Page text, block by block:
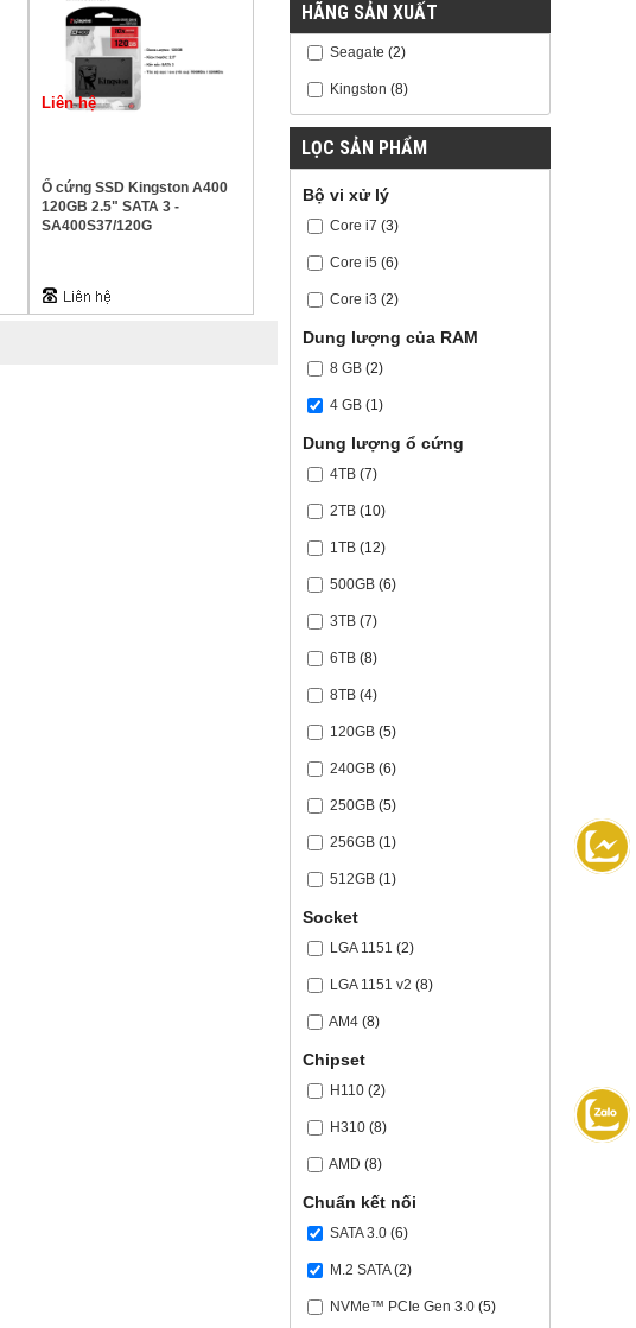
Liên hệ
Ổ cứng SSD Kingston A400
120GB 2.5" SATA 3 -
SA400S37/120G
HÃNG SẢN XUẤT
Seagate (2)
Kingston (8)
LỌC SẢN PHẨM
Bộ vi xử lý
Core i7 (3)
Core i5 (6)
Core i3 (2)
Dung lượng của RAM
8 GB (2)
4 GB (1)
Dung lượng ổ cứng
4TB (7)
2TB (10)
1TB (12)
500GB (6)
3TB (7)
6TB (8)
8TB (4)
120GB (5)
240GB (6)
250GB (5)
256GB (1)
512GB (1)
Socket
LGA 1151 (2)
LGA 1151 v2 (8)
AM4 (8)
Chipset
H110 (2)
H310 (8)
AMD (8)
Chuẩn kết nối
SATA 3.0 (6)
M.2 SATA (2)
NVMe™ PCIe Gen 3.0 (5)